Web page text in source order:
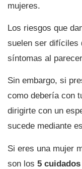
mujeres.
Los riesgos que
suelen ser difíciles
síntomas al
Sin embargo, si
como debería con
dirigirte con un
sucede mediante
Si eres una mujer
son los 5